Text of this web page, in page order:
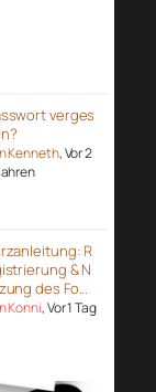
verges
Kenneth, Vor 2
R
& N
des Fo…
Konni, Vor 1 Tag